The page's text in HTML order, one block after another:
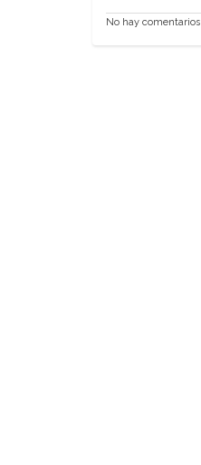
No hay comentarios